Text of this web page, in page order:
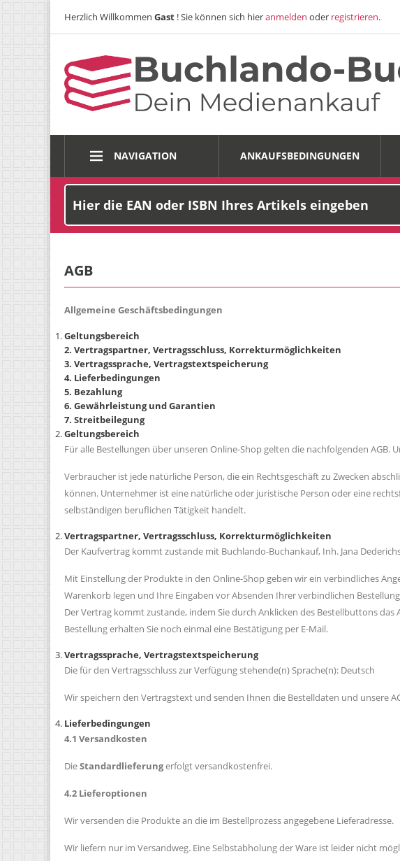
Herzlich Willkommen Gast ! Sie können sich hieranmelden oder registrieren.
NAVIGATION ANKAUFSBEDINGUNGEN
AGB
Allgemeine Geschäftsbedingungen
Geltungsbereich
2. Vertragspartner, Vertragsschluss, Korrekturmöglichkeiten
3. Vertragssprache, Vertragstextspeicherung
4. Lieferbedingungen
5. Bezahlung
6. Gewährleistung und Garantien
7. Streitbeilegung
Geltungsbereich
Für alle Bestellungen über unseren Online-Shop gelten die nachfolgenden AGB.
Verbraucher ist jede natürliche Person, die ein Rechtsgeschäft zu Zwecken
können. Unternehmer ist eine natürliche oder juristische Person oder eine
selbständigen beruflichen Tätigkeit handelt.
Vertragspartner, Vertragsschluss, Korrekturmöglichkeiten
Der Kaufvertrag kommt zustande mit Buchlando-Buchankauf, Inh. Jana
Mit Einstellung der Produkte in den Online-Shop geben wir ein verbindliches
Warenkorb legen und Ihre Eingaben vor Absenden Ihrer verbindlichen
Der Vertrag kommt zustande, indem Sie durch Anklicken des Bestellbuttons
Bestellung erhalten Sie noch einmal eine Bestätigung per E-Mail.
Vertragssprache, Vertragstextspeicherung
Die für den Vertragsschluss zur Verfügung stehende(n) Sprache(n): Deutsch
Wir speichern den Vertragstext und senden Ihnen die Bestelldaten und unsere
Lieferbedingungen
4.1 Versandkosten
DieStandardlieferungerfolgt versandkostenfrei.
4.2 Lieferoptionen
Wir versenden die Produkte an die im Bestellprozess angegebene Lieferadresse.
Wir liefern nur im Versandweg. Eine Selbstabholung der Ware ist leider nicht